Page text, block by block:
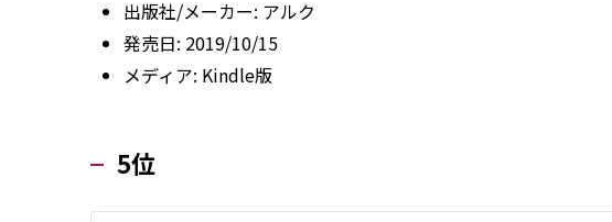
出版社/メーカー: アルク
発売日: 2019/10/15
メディア: Kindle版
5位